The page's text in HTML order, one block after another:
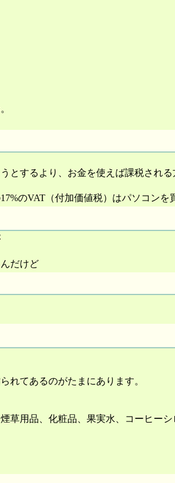
とするより、お金を使えば課税され
のVAT（付加価値税）はパソコン
だけど
れてあるのがたまにあります。
用品、化粧品、果実水、コーヒー